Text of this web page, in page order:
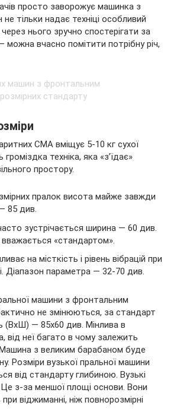
просто заворожує машинка з
тільки надає техніці особливий
нього зручно спостерігати за
вчасно помітити потрібну річ,
СМА вміщує 5-10 кг сухої
техніка, яка «з’їдає»
простору.
пралок висота майже завжди
85 див.
зустрічається ширина — 60 див.
«стандартом».
на місткість і рівень вібрацій при
Діапазон параметра — 32-70 див.
машини з фронтальним
не змінюються, за стандарт
(ВхШ) — 85х60 див. Мінлива в
від неї багато в чому залежить
Машина з великим барабаном буде
Розміри вузької пральної машини
від стандарту глибиною. Вузькі
Це з-за меншої площі основи. Вони
віджиманні, ніж повнорозмірні